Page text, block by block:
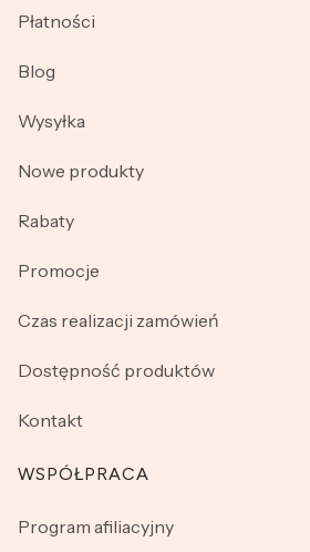
Płatności
Blog
Wysyłka
Nowe produkty
Rabaty
Promocje
Czas realizacji zamówień
Dostępność produktów
Kontakt
WSPÓŁPRACA
Program afiliacyjny